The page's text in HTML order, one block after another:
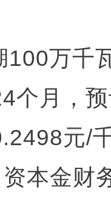
100万千
个月，
元/
本金财